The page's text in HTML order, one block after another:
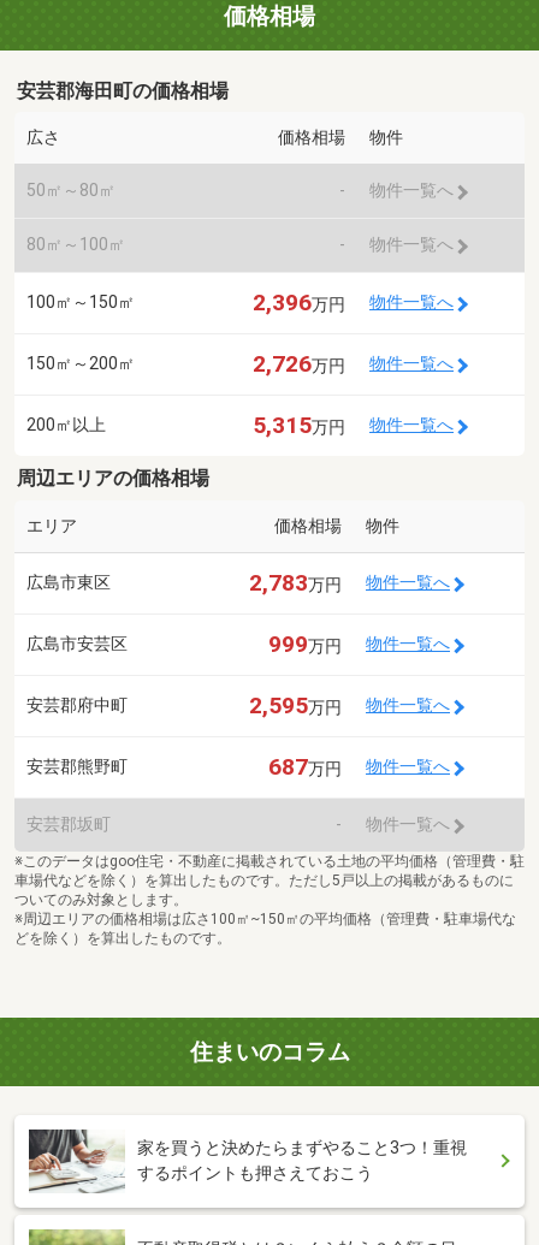
価格相場
安芸郡海田町の価格相場
広さ 価格相場 物件
50㎡～80㎡ - 物件一覧へ
80㎡～100㎡ - 物件一覧へ
100㎡～150㎡ 2,396万円 物件一覧へ
150㎡～200㎡ 2,726万円 物件一覧へ
200㎡以上 5,315万円 物件一覧へ
周辺エリアの価格相場
エリア 価格相場 物件
広島市東区 2,783万円 物件一覧へ
広島市安芸区 999万円 物件一覧へ
安芸郡府中町 2,595万円 物件一覧へ
安芸郡熊野町 687万円 物件一覧へ
安芸郡坂町 - 物件一覧へ
※このデータはgoo住宅・不動産に掲載されている土地の平均価格（管理費・駐
車場代などを除く）を算出したものです。ただし5戸以上の掲載があるものに
ついてのみ対象とします。
※周辺エリアの価格相場は広さ100㎡~150㎡の平均価格（管理費・駐車場代な
どを除く）を算出したものです。
住まいのコラム
家を買うと決めたらまずやること3つ！重視
するポイントも押さえておこう